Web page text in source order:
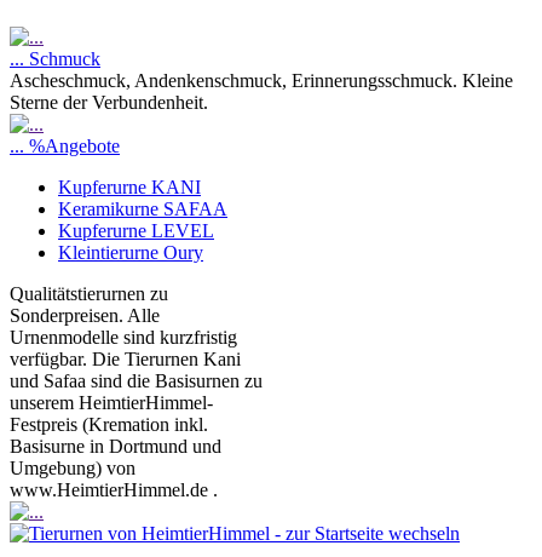
... Schmuck
Ascheschmuck, Andenkenschmuck, Erinnerungsschmuck. Kleine
Sterne der Verbundenheit.
... %Angebote
Kupferurne KANI
Keramikurne SAFAA
Kupferurne LEVEL
Kleintierurne Oury
Qualitätstierurnen zu
Sonderpreisen. Alle
Urnenmodelle sind kurzfristig
verfügbar. Die Tierurnen Kani
und Safaa sind die Basisurnen zu
unserem HeimtierHimmel-
Festpreis (Kremation inkl.
Basisurne in Dortmund und
Umgebung) von
www.HeimtierHimmel.de .